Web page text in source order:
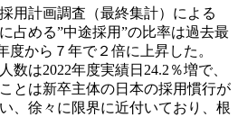
ン
用計画調査（最終集計）による
占める”中途採用”の比率は過去最
度から７年で２倍に上昇した。
数は2022年度実績日24.2％増で、
とは新卒主体の日本の採用慣行が
、徐々に限界に近付いており、根